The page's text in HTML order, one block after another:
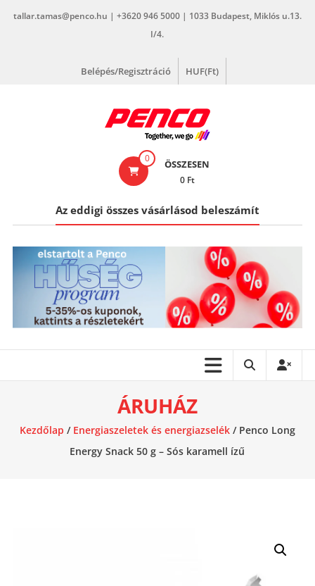
tallar.tamas@penco.hu | +3620 946 5000 | 1033 Budapest, Miklós u.13.
I/4.
Belépés/Regisztráció HUF(Ft)
0 ÖSSZESEN
0 Ft
Az eddigi összes vásárlásod beleszámít
ÁRUHÁZ
Kezdőlap / Energiaszeletek és energiazselék/ Penco Long
Energy Snack 50 g – Sós karamell ízű